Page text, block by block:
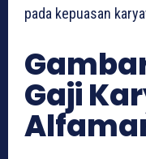
pada kepuasan
Gaji